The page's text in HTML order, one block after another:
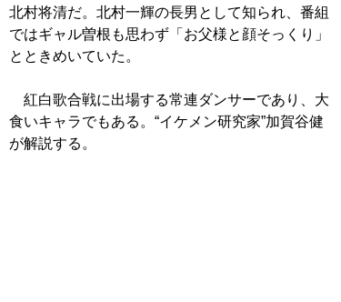
北村将清だ。北村一輝の長男として知られ、番組
ではギャル曽根も思わず「お父様と顔そっくり」
とときめいていた。
紅白歌合戦に出場する常連ダンサーであり、大
食いキャラでもある。“イケメン研究家”加賀谷健
が解説する。